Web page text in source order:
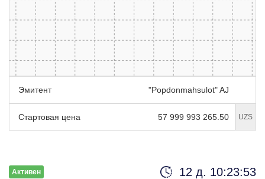
Эмитент "Popdonmahsulot" AJ
Стартовая цена 57 999 993 265.50 UZS
Активен 12 д. 10:23:52